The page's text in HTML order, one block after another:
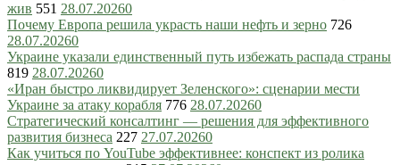
жив 551 28.07.20260
Почему Европа решила украсть наши нефть и зерно 726
28.07.20260
Украине указали единственный путь избежать распада страны
819 28.07.20260
«Иран быстро ликвидирует Зеленского»: сценарии мести
Украине за атаку корабля 776 28.07.20260
Стратегический консалтинг — решения для эффективного
развития бизнеса 227 27.07.20260
Как учиться по YouTube эффективнее: конспект из ролика